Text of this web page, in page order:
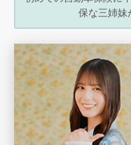
保な三姉妹